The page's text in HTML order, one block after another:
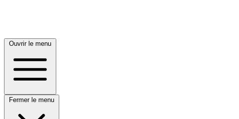
Ouvrir le menu
Fermer le menu